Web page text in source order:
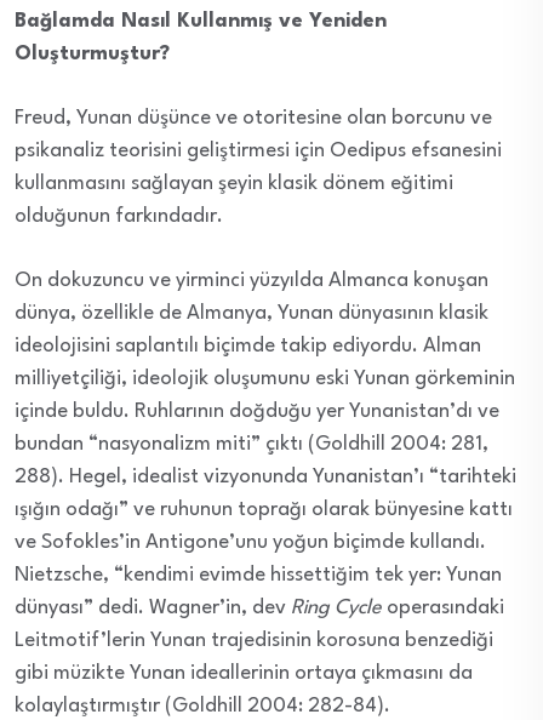
Bağlamda Nasıl Kullanmış ve Yeniden
Oluşturmuştur?
Freud, Yunan düşünce ve otoritesine olan borcunu ve
psikanaliz teorisini geliştirmesi için Oedipus efsanesini
kullanmasını sağlayan şeyin klasik dönem eğitimi
olduğunun farkındadır.
On dokuzuncu ve yirminci yüzyılda Almanca konuşan
dünya, özellikle de Almanya, Yunan dünyasının klasik
ideolojisini saplantılı biçimde takip ediyordu. Alman
milliyetçiliği, ideolojik oluşumunu eski Yunan görkeminin
içinde buldu. Ruhlarının doğduğu yer Yunanistan’dı ve
bundan “nasyonalizm miti” çıktı (Goldhill 2004: 281,
288). Hegel, idealist vizyonunda Yunanistan’ı “tarihteki
ışığın odağı” ve ruhunun toprağı olarak bünyesine kattı
ve Sofokles’in Antigone’unu yoğun biçimde kullandı.
Nietzsche, “kendimi evimde hissettiğim tek yer: Yunan
dünyası” dedi. Wagner’in, dev Ring Cycle operasındaki
Leitmotif’lerin Yunan trajedisinin korosuna benzediği
gibi müzikte Yunan ideallerinin ortaya çıkmasını da
kolaylaştırmıştır (Goldhill 2004: 282-84).